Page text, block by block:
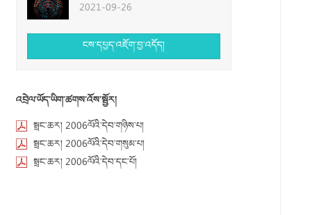
2021-09-26
ངས་དཔྱད་འཇོག་བྱ་འདོད།
འབྲེལ་ཡོད་ཡིག་ཚགས་འོས་སྦྱོར།
སྦྲང་ཆར། 2006ལོའི་དེབ་གཉིས་པ།
སྦྲང་ཆར། 2006ལོའི་དེབ་གསུམ་པ།
སྦྲང་ཆར། 2006ལོའི་དེབ་དང་པོ།